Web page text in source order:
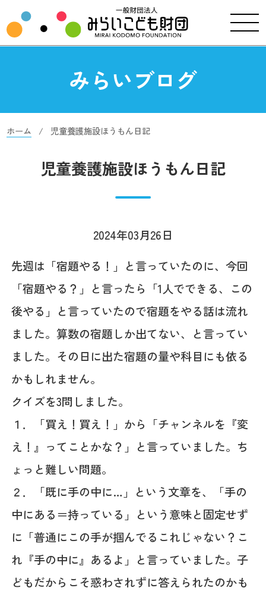
みらいブログ
ホーム 児童養護施設ほうもん日記
児童養護施設ほうもん日記
2024年03月26日
先週は「宿題やる！」と言っていたのに、今回
「宿題やる？」と言ったら「1人でできる、この
後やる」と言っていたので宿題をやる話は流れ
ました。算数の宿題しか出てない、と言ってい
ました。その日に出た宿題の量や科目にも依る
かもしれません。
クイズを3問しました。
１．「買え！買え！」から「チャンネルを『変
え！』ってことかな？」と言っていました。ち
ょっと難しい問題。
２．「既に手の中に…」という文章を、「手の
中にある＝持っている」という意味と固定せず
に「普通にこの手が掴んでるこれじゃない？こ
れ『手の中に』あるよ」と言っていました。子
どもだからこそ惑わされずに答えられたのかも